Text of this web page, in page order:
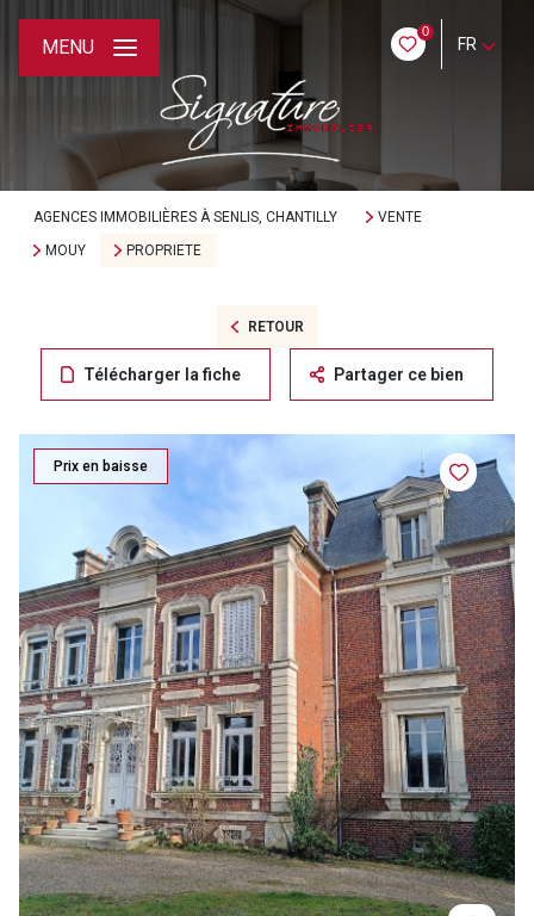
0
FR
MENU
AGENCES IMMOBILIÈRES À SENLIS, CHANTILLY
VENTE
MOUY
PROPRIETE
RETOUR
Télécharger la fiche Partager ce bien
Prix en baisse